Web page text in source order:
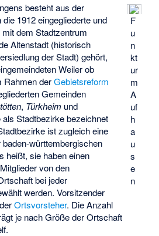
F
u
n
kt
ur
m
A
uf
h
a
u
s
e
n
besteht aus der
1912 eingegliederte und
dem Stadtzentrum
Altenstadt (historisch
der Stadt) gehört,
Weiler ob
Rahmen derGebietsreform
Gemeinden
, Türkheim und
als Stadtbezirke bezeichnet
ist zugleich eine
baden-württembergischen
heißt, sie haben einen
von den
bei jeder
werden. Vorsitzender
Ortsvorsteher. Die Anzahl
je nach Größe der Ortschaft